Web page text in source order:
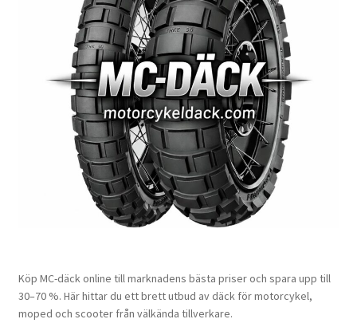
Köp MC-däck online till marknadens bästa priser och spara upp till
30–70 %. Här hittar du ett brett utbud av däck för motorcykel,
moped och scooter från välkända tillverkare.